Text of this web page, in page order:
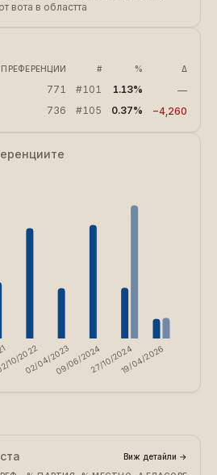
от вота в областта
ПРЕФЕРЕНЦИИ # % Δ
771 #101 1.13% —
736 #105 0.37% −4,260
10/202202/04/202309/06/202427/10/202419/04/2026
Виж детайли →